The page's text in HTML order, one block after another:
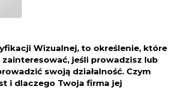
Wizualnej, to określenie, które
jeśli prowadzisz lub
swoją działalność. Czym
i dlaczego Twoja firma jej